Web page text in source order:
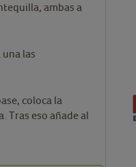
ambas a
las
coloca la
Tras eso añade al